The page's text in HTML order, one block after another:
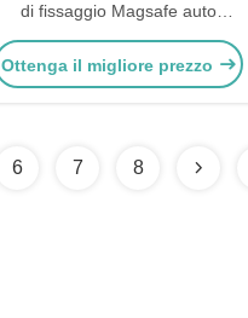
di fissaggio Magsafe auto
montaggio piccolo caricabatterie
Magsafe
Ottenga il migliore prezzo
6 7 8